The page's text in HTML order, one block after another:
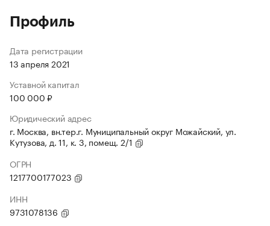
Профиль
Дата регистрации
13 апреля 2021
Уставной капитал
100 000 ₽
Юридический адрес
г. Москва, вн.тер.г. Муниципальный округ Можайский, ул.
Кутузова, д. 11, к. 3, помещ. 2/1
ОГРН
1217700177023
ИНН
9731078136